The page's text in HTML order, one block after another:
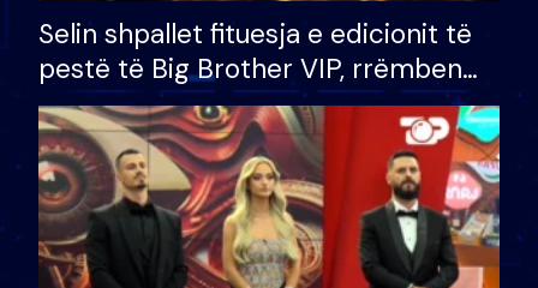
Selin shpallet fituesja e edicionit të
pestë të Big Brother VIP, rrëmben
çmimin e madh prej 100 mijë eurosh